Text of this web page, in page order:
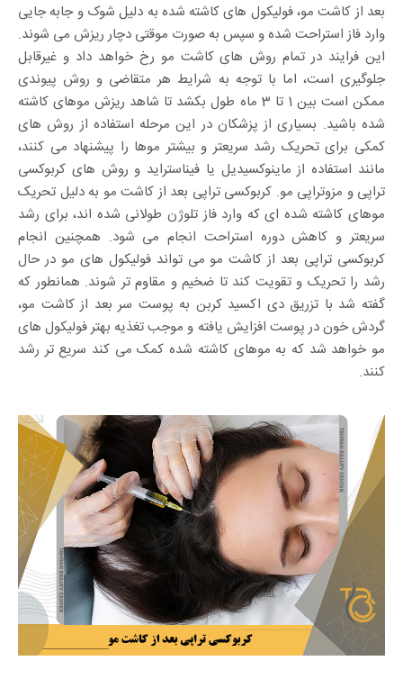
بعد از کاشت مو، فولیکول های کاشته شده به دلیل شوک و جابه جایی
وارد فاز استراحت شده و سپس به صورت موقتی دچار ریزش می شوند.
این فرایند در تمام روش های کاشت مو رخ خواهد داد و غیرقابل
جلوگیری است، اما با توجه به شرایط هر متقاضی و روش پیوندی
ممکن است بین 1 تا 3 ماه طول بکشد تا شاهد ریزش موهای کاشته
شده باشید. بسیاری از پزشکان در این مرحله استفاده از روش های
کمکی برای تحریک رشد سریعتر و بیشتر موها را پیشنهاد می کنند،
مانند استفاده از ماینوکسیدیل یا فیناستراید و روش های کربوکسی
تراپی و مزوتراپی مو. کربوکسی تراپی بعد از کاشت مو به دلیل تحریک
موهای کاشته شده ای که وارد فاز تلوژن طولانی شده اند، برای رشد
سریعتر و کاهش دوره استراحت انجام می شود. همچنین انجام
کربوکسی تراپی بعد از کاشت مو می تواند فولیکول های مو در حال
رشد را تحریک و تقویت کند تا ضخیم و مقاوم تر شوند. همانطور که
گفته شد با تزریق دی اکسید کربن به پوست سر بعد از کاشت مو،
گردش خون در پوست افزایش یافته و موجب تغذیه بهتر فولیکول های
مو خواهد شد که به موهای کاشته شده کمک می کند سریع تر رشد
کنند.